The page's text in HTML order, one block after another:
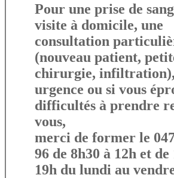
Pour une prise de
visite à domicile, une
consultation
(nouveau patient,
chirurgie,
urgence ou si vous
difficultés à prendre
vous,
merci de former le
96 de 8h30 à 12h et de
19h du lundi au